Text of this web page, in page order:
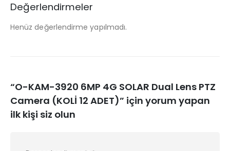
Değerlendirmeler
Henüz değerlendirme yapılmadı.
“O-KAM-3920 6MP 4G SOLAR Dual Lens PTZ
Camera (KOLİ 12 ADET)” için yorum yapan
ilk kişi siz olun